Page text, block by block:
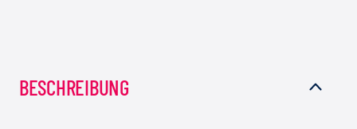
BESCHREIBUNG